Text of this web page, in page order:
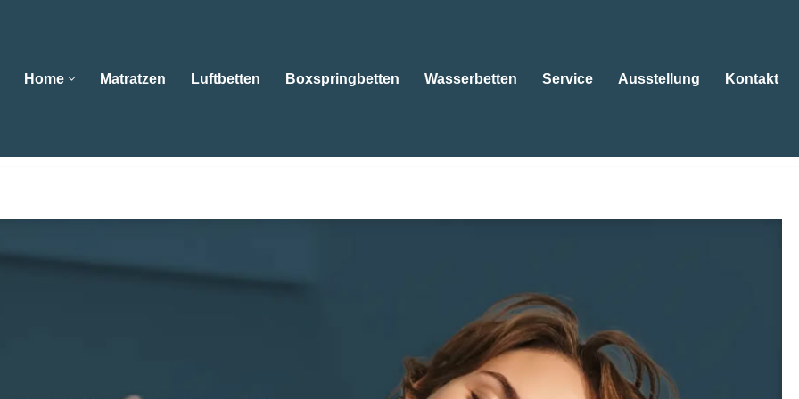
Home Matratzen Luftbetten Boxspringbetten Wasserbetten Service Ausstellung Kontakt
auch 😴Boxspringbetten, Wasserbetten, Matratzen, Kissen. ➡️ Bettenfachgeschäft Ebert , für Schriesheim sind
und 😴Kissen Ihr Schlafberater. Wir setzen Maßstäbe ✉.